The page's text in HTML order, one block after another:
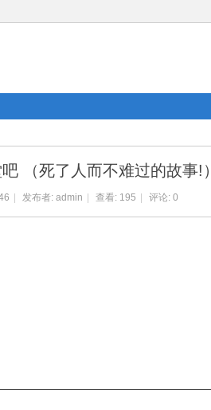
（死了人而不难过的故事!）
发布者: admin 查看: 195 评论: 0